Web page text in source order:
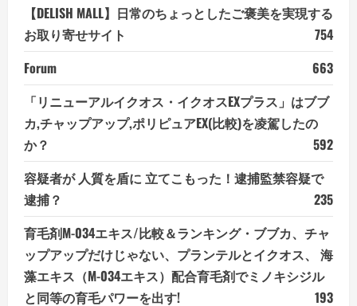
【DELISH MALL】日常のちょっとしたご褒美を実現する
お取り寄せサイト
754
Forum
663
「リニューアルイクオス・イクオスEXプラス」はブブ
カ,チャップアップ,ポリピュアEX(比較)を凌駕したの
か？
592
容疑者が 人質を盾に 立てこもった！逮捕監禁容疑で
逮捕？
235
育毛剤M-034エキス/比較＆ランキング・ブブカ、チャ
ップアップだけじゃない、プランテルとイクオス、 海
藻エキス（M-034エキス）配合育毛剤でミノキシジル
と同等の育毛パワーを出す!
193